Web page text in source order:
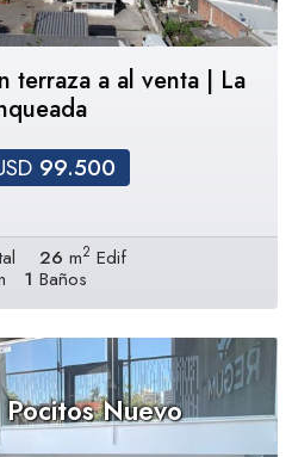
terraza a al venta | La
99.500
26 m2 Edif
1 Baños
Nuevo